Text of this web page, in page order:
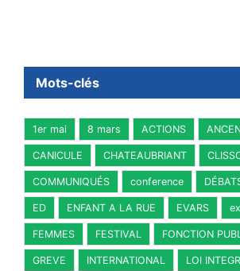
Mots-clés
1er mai 8 mars ACTIONS
CANICULE CHATEAUBRIANT
COMMUNIQUÉS conference
ED ENFANT A LA RUE EVARS
FEMMES FESTIVAL FONCTION
GREVE INTERNATIONAL LOI